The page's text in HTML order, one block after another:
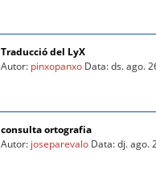
Traducció del LyX
Autor: pinxopanxo Data: ds. ago.
consulta ortografia
Autor: joseparevalo Data: dj. ago.